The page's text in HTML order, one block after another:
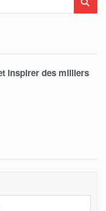
inspirer des milliers